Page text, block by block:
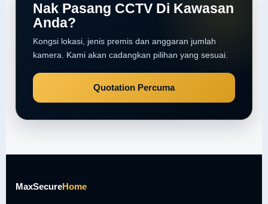
Nak Pasang CCTV Di Kawasan
Anda?
Kongsi lokasi, jenis premis dan anggaran jumlah
kamera. Kami akan cadangkan pilihan yang sesuai.
Quotation Percuma
MaxSecureHome